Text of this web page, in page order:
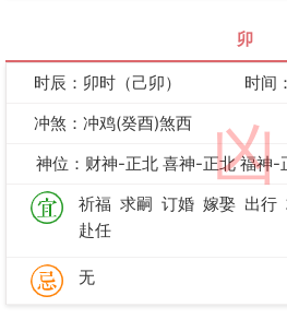
卯
凶
时辰：卯时（己卯）
时间
冲煞：冲鸡(癸酉)煞西
神位：财神-正北 喜神-正北 福神-
祈福 求嗣 订婚 嫁娶 出行
赴任
无